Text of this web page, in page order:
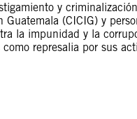
y
(CICIG) y
la impunidad y la
represalia por sus